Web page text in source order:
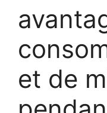
et de